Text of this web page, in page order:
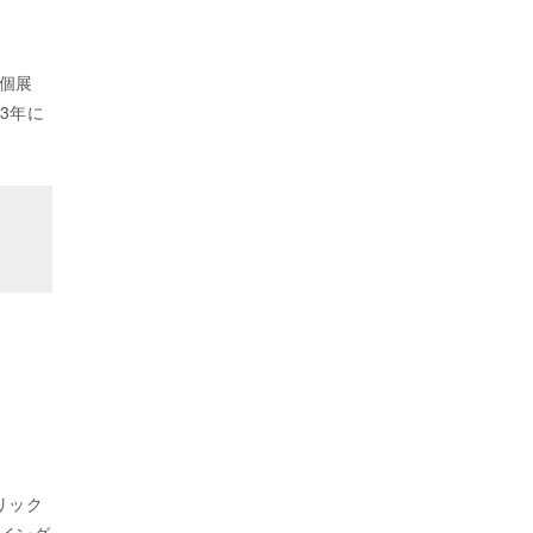
展
年に
ック